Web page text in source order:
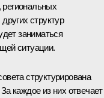
структур
заниматься
ситуации.
структурирована
каждое из них отвечает